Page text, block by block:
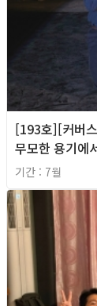
[193호][커버
무모한 용기에
기간 : 7월